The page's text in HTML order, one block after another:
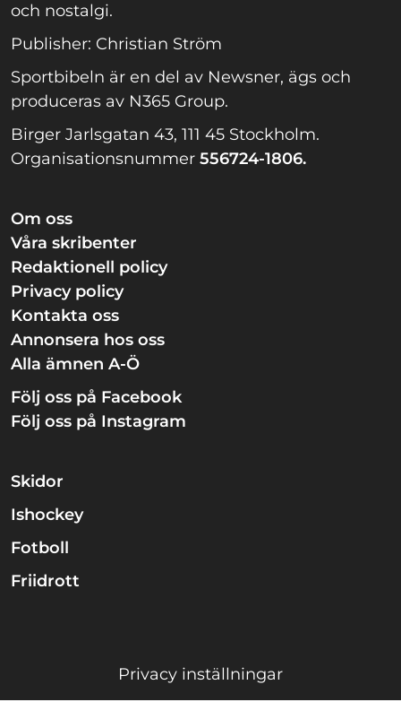
och nostalgi.
Publisher: Christian Ström
Sportbibeln är en del av Newsner, ägs och
produceras av N365 Group.
Birger Jarlsgatan 43, 111 45 Stockholm.
Organisationsnummer 556724-1806.
Om oss
Våra skribenter
Redaktionell policy
Privacy policy
Kontakta oss
Annonsera hos oss
Alla ämnen A-Ö
Följ oss på Facebook
Följ oss på Instagram
Skidor
Ishockey
Fotboll
Friidrott
Privacy inställningar